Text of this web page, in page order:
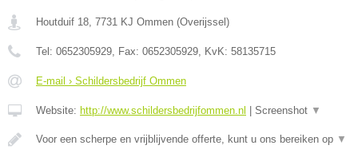
Houtduif 18 7731 KJ Ommen (Overijssel)
Tel: 0652305929 , Fax: 0652305929 , KvK: 58135715
E-mail › Schildersbedrijf Ommen
Website: http://www.schildersbedrijfommen.nl | Screenshot ▼
Voor een scherpe en vrijblijvende offerte, kunt u ons bereiken op ▼